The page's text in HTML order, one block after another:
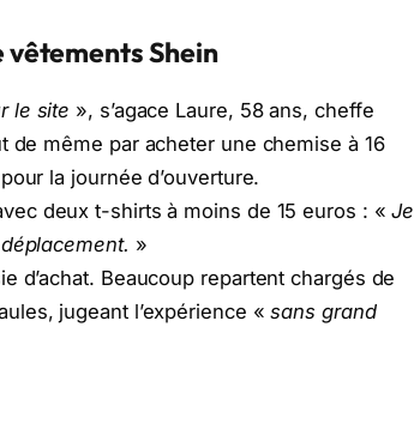
Shein
le site », s’agace Laure, 58 ans, cheffe
de même par acheter une chemise à 16
la journée d’ouverture.
deux t-shirts à moins de 15 euros : «Je
»
d’achat. Beaucoup repartent chargés de
jugeant l’expérience « sans grand